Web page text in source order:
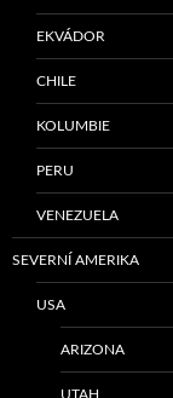
EKVÁDOR
CHILE
KOLUMBIE
PERU
VENEZUELA
SEVERNÍ AMERIKA
USA
ARIZONA
UTAH